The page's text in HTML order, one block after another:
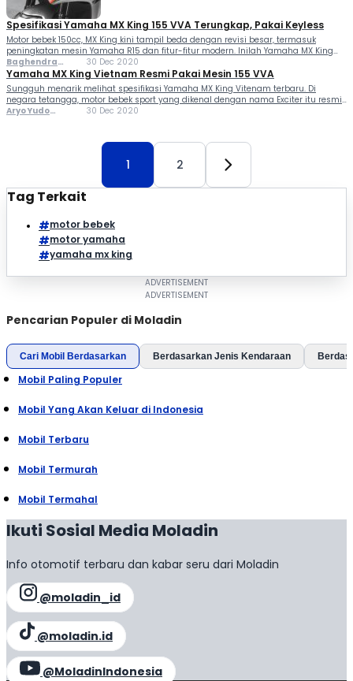
Spesifikasi Yamaha MX King 155 VVA Terungkap, Pakai Keyless
Motor bebek 150cc, MX King kini tampil beda dengan revisi besar, termasuk
peningkatan mesin Yamaha R15 dan fitur-fitur modern. Inilah Yamaha MX King
155 VVA. Simak detailnya untuk mengetahui berapa HP dan jumlah gigi yang
dimiliki. Motor bebek 150cc, MX...
Baghendra
Lodra
30 Dec 2020
Yamaha MX King Vietnam Resmi Pakai Mesin 155 VVA
Sungguh menarik melihat spesifikasi Yamaha MX King Vitenam terbaru. Di
negara tetangga, motor bebek sport yang dikenal dengan nama Exciter itu resmi
mendapat mesin serupa dengan R15. Alhasil performanya semakin istimewa.
Aryo Yudo
30 Dec 2020
1 2
Tag Terkait
motor bebek
motor yamaha
yamaha mx king
Pencarian Populer di Moladin
Cari Mobil Berdasarkan Berdasarkan Jenis Kendaraan
Mobil Paling Populer
Mobil Yang Akan Keluar di Indonesia
Mobil Terbaru
Mobil Termurah
Mobil Termahal
Ikuti Sosial Media Moladin
Info otomotif terbaru dan kabar seru dari Moladin
@moladin_id
@moladin.id
@MoladinIndonesia